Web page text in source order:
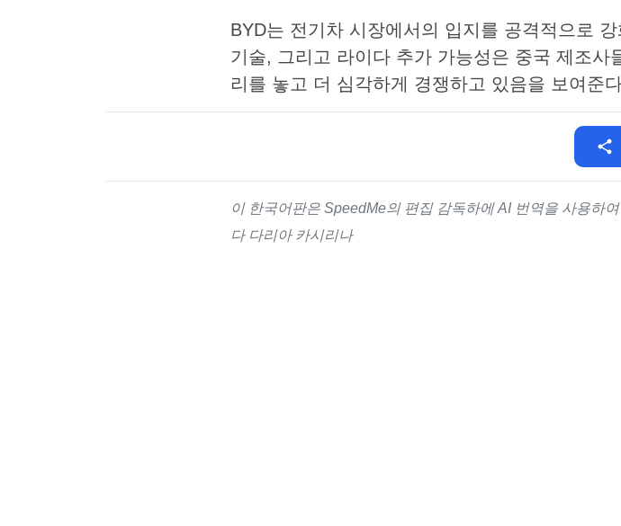
BYD는 전기차 시장에서의 입지를 공격적으로
기술, 그리고 라이다 추가 가능성은 중국 제조
리를 놓고 더 심각하게 경쟁하고 있음을 보여준
이 한국어판은 SpeedMe의 편집 감독하에 AI 번역을 사용하
다 다리아 카시리나